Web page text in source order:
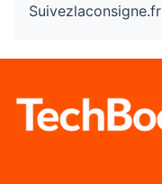
Suivezlaconsigne.fr